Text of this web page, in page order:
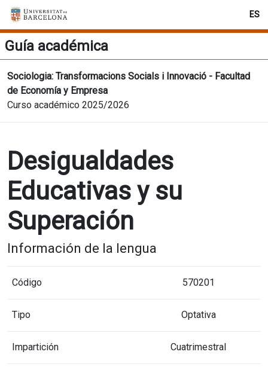
ES
Guía académica
Sociologia: Transformacions Socials i Innovació - Facultad
de Economía y Empresa
Curso académico 2025/2026
Desigualdades
Educativas y su
Superación
Información de la lengua
Código 570201
Tipo Optativa
Impartición Cuatrimestral